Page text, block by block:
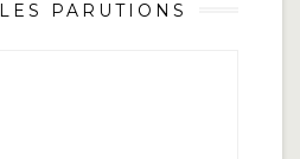
PARUTIONS